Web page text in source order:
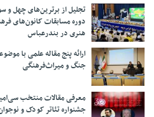
تجلیل از بر‌ترین‌های چهل و
دوره مسابقات کانون‌های
هنری در بندرعباس
ارائه پنج مقاله علمی با
جنگ و میراث‌فرهنگی
معرفی مقالات منتخب
جشنواره تئاتر کودک و